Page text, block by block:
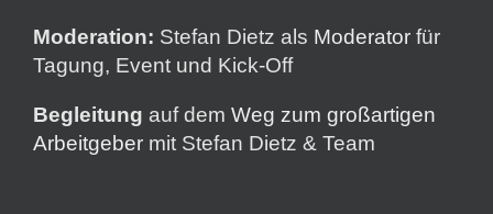
Moderation: Stefan Dietz als Moderator für
Tagung, Event und Kick-Off
Begleitung auf dem Weg zum großartigen
Arbeitgeber mit Stefan Dietz & Team